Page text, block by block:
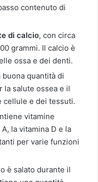
contenuto di
di calcio, con circa
grammi. Il calcio è
ossa e dei denti.
quantità di
la salute ossea e il
e dei tessuti.
vitamine
la vitamina D e la
per varie funzioni
è salato durante il